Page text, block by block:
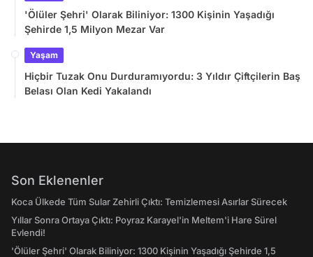
'Ölüler Şehri' Olarak Biliniyor: 1300 Kişinin Yaşadığı
Şehirde 1,5 Milyon Mezar Var
Yaşam
Hiçbir Tuzak Onu Durduramıyordu: 3 Yıldır Çiftçilerin Baş
Belası Olan Kedi Yakalandı
Son Eklenenler
Koca Ülkede Tüm Sular Zehirli Çıktı: Temizlemesi Asırlar Sürecek
Yıllar Sonra Ortaya Çıktı: Poyraz Karayel'in Meltem'i Hare Sürel
Evlendi!
'Ölüler Şehri' Olarak Biliniyor: 1300 Kişinin Yaşadığı Şehirde 1,5